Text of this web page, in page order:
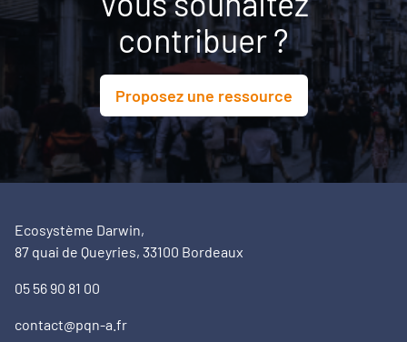
contribuer ?
Proposez une ressource
Ecosystème Darwin,
87 quai de Queyries, 33100 Bordeaux
05 56 90 81 00
contact@pqn-a.fr